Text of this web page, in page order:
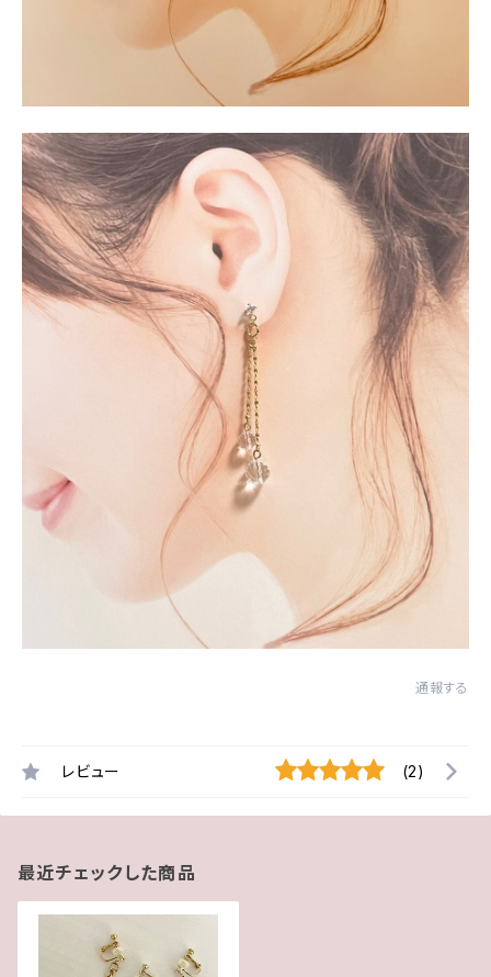
通報する
レビュー (2)
最近チェックした商品